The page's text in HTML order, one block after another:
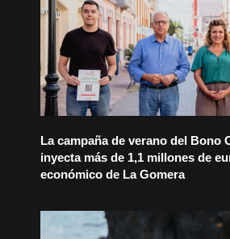
La campaña de verano del Bono
inyecta más de 1,1 millones de
económico de La Gomera